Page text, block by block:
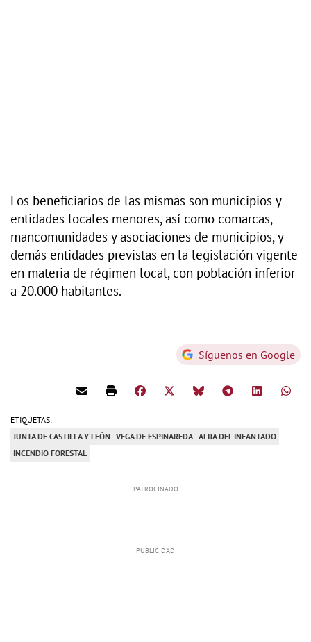
Los beneficiarios de las mismas son municipios y
entidades locales menores, así como comarcas,
mancomunidades y asociaciones de municipios, y
demás entidades previstas en la legislación vigente
en materia de régimen local, con población inferior
a 20.000 habitantes.
Síguenos en Google
ETIQUETAS:
JUNTA DE CASTILLA Y LEÓN VEGA DE ESPINAREDA ALIJA DEL INFANTADO
INCENDIO FORESTAL